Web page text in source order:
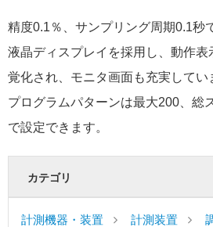
精度0.1％、サンプリング周期0.1秒
液晶ディスプレイを採用し、動作表
覚化され、モニタ画面も充実してい
プログラムパターンは最大200、総
で設定できます。
カテゴリ
計測機器・装置 計測装置